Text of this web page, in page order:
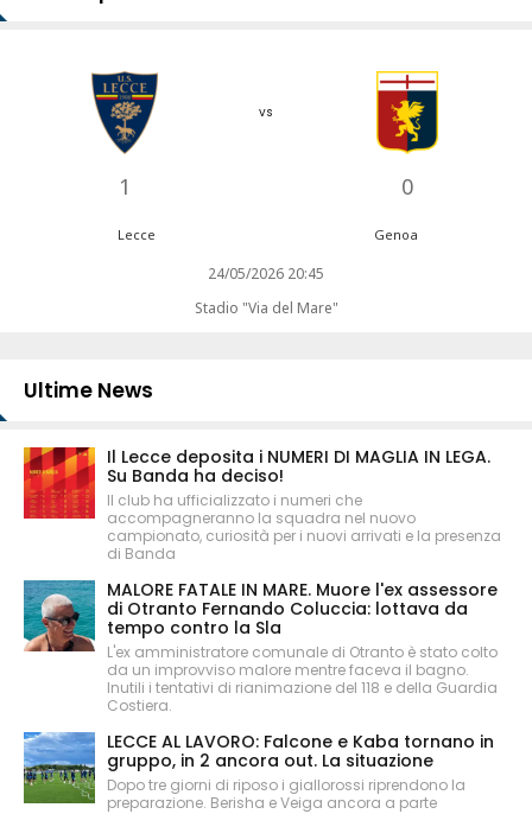
1
vs
0
Lecce Genoa
24/05/2026 20:45
Stadio "Via del Mare"
Ultime News
Il Lecce deposita i NUMERI DI MAGLIA IN LEGA.
Su Banda ha deciso!
Il club ha ufficializzato i numeri che
accompagneranno la squadra nel nuovo
campionato, curiosità per i nuovi arrivati e la presenza
di Banda
MALORE FATALE IN MARE. Muore l'ex assessore
di Otranto Fernando Coluccia: lottava da
tempo contro la Sla
L'ex amministratore comunale di Otranto è stato colto
da un improvviso malore mentre faceva il bagno.
Inutili i tentativi di rianimazione del 118 e della Guardia
Costiera.
LECCE AL LAVORO: Falcone e Kaba tornano in
gruppo, in 2 ancora out. La situazione
Dopo tre giorni di riposo i giallorossi riprendono la
preparazione. Berisha e Veiga ancora a parte